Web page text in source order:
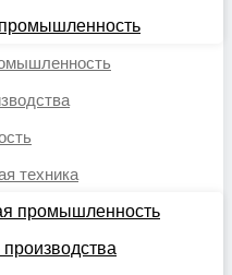
техника
промышленность